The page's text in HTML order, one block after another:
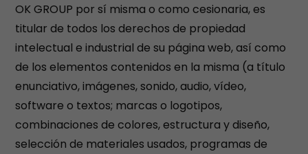
OK GROUP por sí misma o como cesionaria, es
titular de todos los derechos de propiedad
intelectual e industrial de su página web, así como
de los elementos contenidos en la misma (a título
enunciativo, imágenes, sonido, audio, vídeo,
software o textos; marcas o logotipos,
combinaciones de colores, estructura y diseño,
selección de materiales usados, programas de